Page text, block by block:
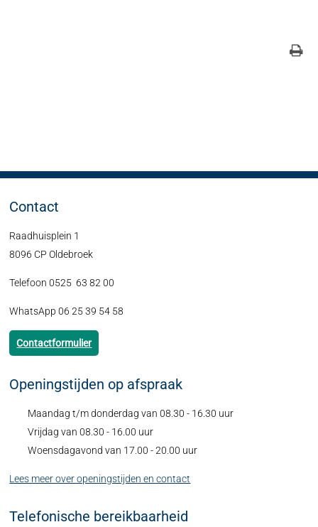
Contact
Raadhuisplein 1
8096 CP Oldebroek
Telefoon 0525 63 82 00
WhatsApp 06 25 39 54 58
Contactformulier
Openingstijden op afspraak
Maandag t/m donderdag van 08.30 - 16.30 uur
Vrijdag van 08.30 - 16.00 uur
Woensdagavond van 17.00 - 20.00 uur
Lees meer over openingstijden en contact
Telefonische bereikbaarheid